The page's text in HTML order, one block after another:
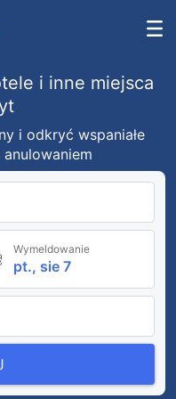
i inne miejsca
i odkryć wspaniałe
Wymeldowanie
pt., sie 7